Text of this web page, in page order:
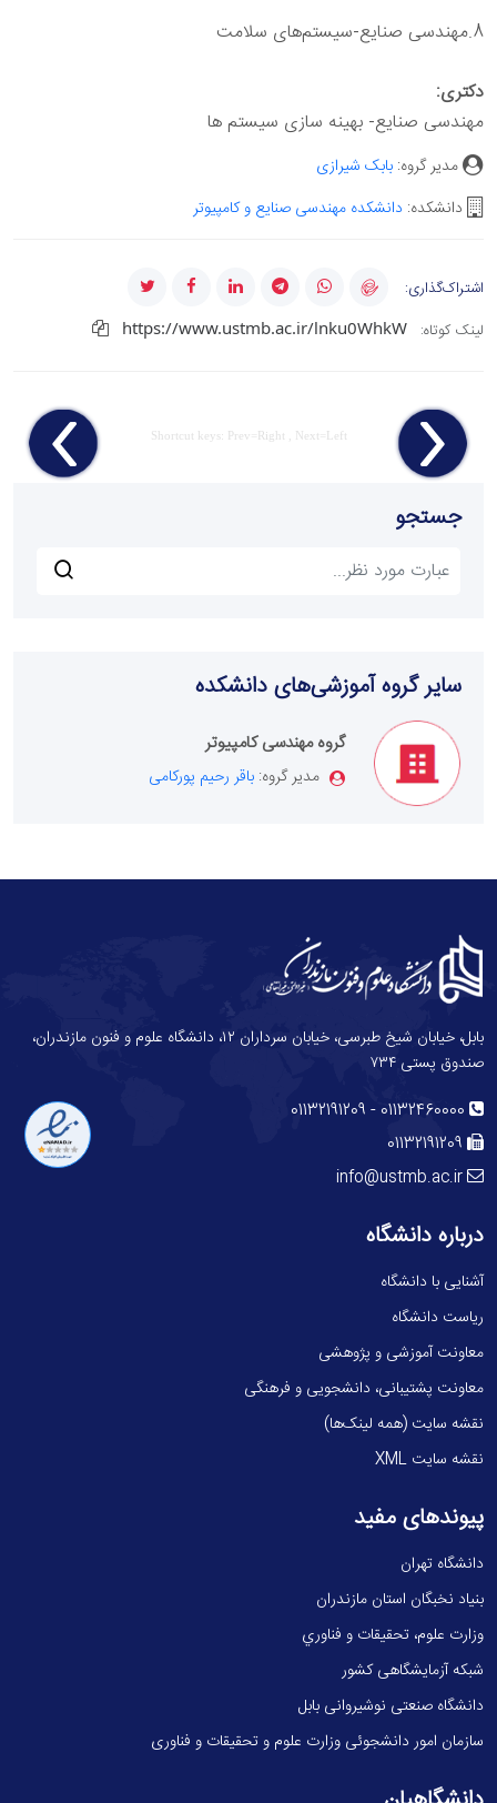
8.مهندسی صنایع-سیستم‌های سلامت
دکتری:
مهندسی صنایع- بهینه سازی سیستم ها
مدیر گروه: بابک شیرازی
دانشکده: دانشکده مهندسی صنایع و کامپیوتر
اشتراک‌گذاری:
لینک کوتاه:
https://www.ustmb.ac.ir/lnku0WhkW
Shortcut keys: Prev=Right , Next=Left
جستجو
سایر گروه آموزشی‌های دانشکده
گروه مهندسی کامپیوتر
مدیر گروه: باقر رحیم پورکامی
بابل، خیابان شیخ طبرسی، خیابان سرداران ۱۲، دانشگاه علوم و فنون مازندران،
صندوق پستی ۷۳۴
01132460000
-
01132191209
01132191209
info@ustmb.ac.ir
درباره دانشگاه
آشنایی با دانشگاه
ریاست دانشگاه
معاونت آموزشی و پژوهشی
معاونت پشتیبانی، دانشجویی و فرهنگی
نقشه سایت (همه لینک‌ها)
نقشه سایت XML
پیوندهای مفید
دانشگاه تهران
بنیاد نخبگان استان مازندران
وزارت علوم، تحقيقات و فناوري
شبکه آزمایشگاهی کشور
دانشگاه صنعتی نوشیروانی بابل
سازمان امور دانشجوئی وزارت علوم و تحقیقات و فناوری